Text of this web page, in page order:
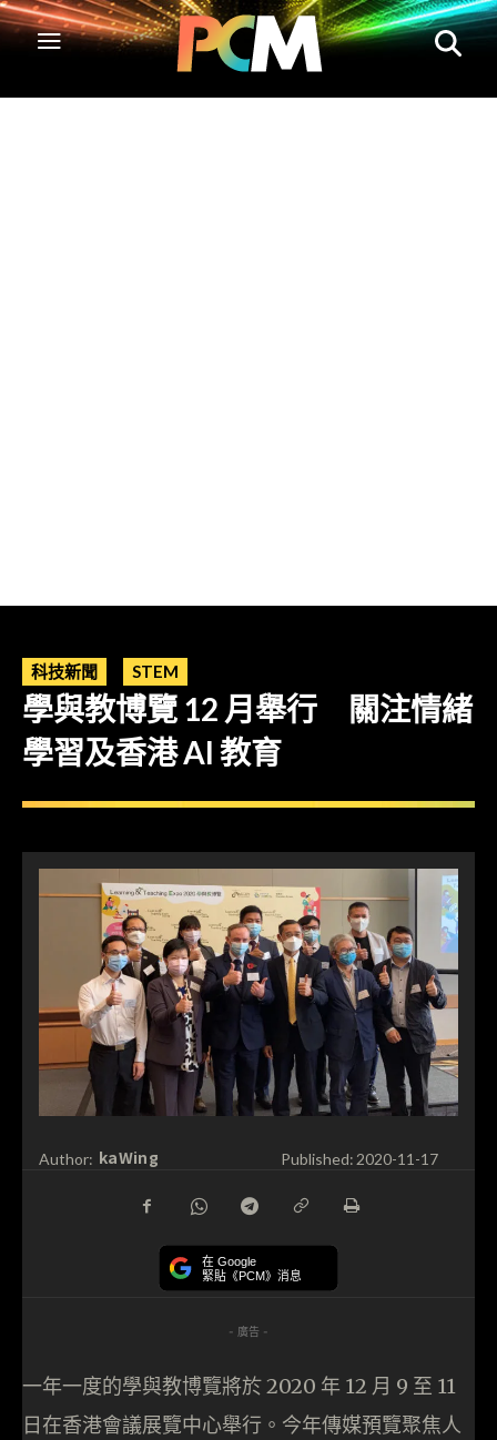
科技新聞 STEM
學與教博覽 12 月舉行 關注情緒
學習及香港 AI 教育
Author: kaWing Published: 2020-11-17
在 Google
緊貼《PCM》消息
- 廣告 -
一年一度的學與教博覽將於 2020 年 12 月 9 至 11
日在香港會議展覽中心舉行。今年傳媒預覽聚焦人